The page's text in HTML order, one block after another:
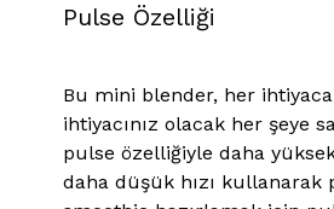
Pulse Özelliği
Bu mini blender, her
ihtiyacınız olacak her şeye
pulse özelliğiyle daha
daha düşük hızı